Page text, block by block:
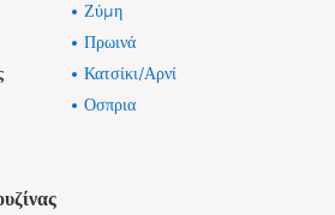
Ζύμη
Πρωινά
Κατσίκι/Αρνί
Οσπρια